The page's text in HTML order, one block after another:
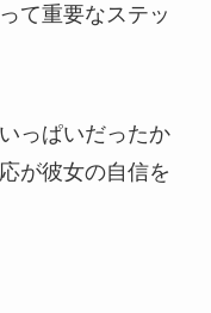
て重要なステッ
っぱいだったか
が彼女の自信を